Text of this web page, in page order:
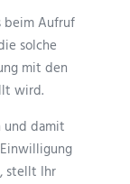
beim Aufruf
solche
mit den
wird.
und damit
stellt Ihr